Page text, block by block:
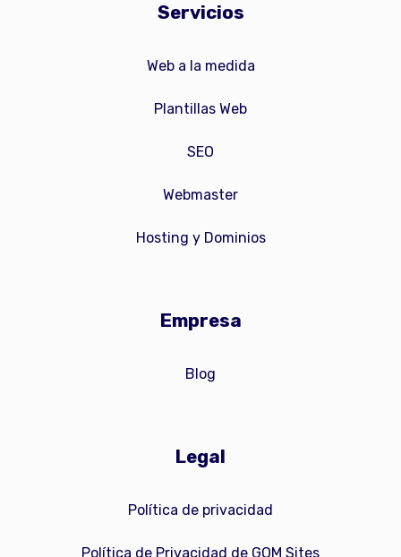
Servicios
Web a la medida
Plantillas Web
SEO
Webmaster
Hosting y Dominios
Empresa
Blog
Legal
Política de privacidad
Política de Privacidad de GOM Sites